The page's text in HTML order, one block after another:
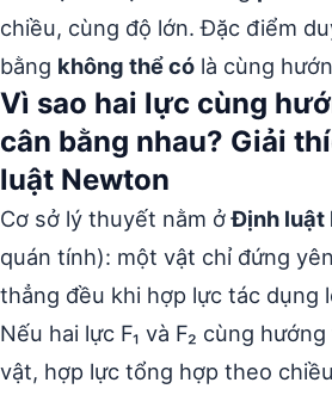
chiều, cùng độ lớn. Đặc điểm
bằng không thể có là cùng
Vì sao hai lực cùng
cân bằng nhau? Giải
luật Newton
Cơ sở lý thuyết nằm ởĐịnh luật
quán tính): một vật chỉ đứng
thẳng đều khi hợp lực tác dụng
Nếu hai lực F₁ và F₂ cùng
vật, hợp lực tổng hợp theo